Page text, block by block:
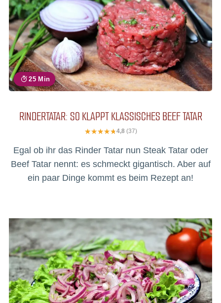
25 Min
RINDERTATAR: SO KLAPPT KLASSISCHES BEEF TATAR
4,8 (37)
Egal ob ihr das Rinder Tatar nun Steak Tatar oder
Beef Tatar nennt: es schmeckt gigantisch. Aber auf
ein paar Dinge kommt es beim Rezept an!